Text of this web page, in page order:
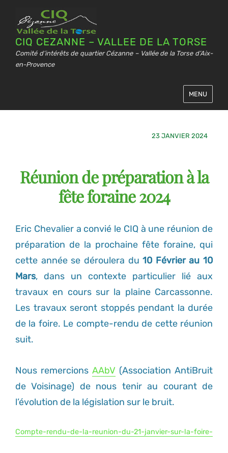
CIQ CEZANNE – VALLEE DE LA TORSE
Comité d’intérêts de quartier Cézanne – Vallée de la Torse d’Aix-
en-Provence
MENU
23 JANVIER 2024
Réunion de préparation à la
fête foraine 2024
Eric Chevalier a convié le CIQ à une réunion de
préparation de la prochaine fête foraine, qui
cette année se déroulera du 10 Février au 10
Mars, dans un contexte particulier lié aux
travaux en cours sur la plaine Carcassonne.
Les travaux seront stoppés pendant la durée
de la foire. Le compte-rendu de cette réunion
suit.
Nous remercions AAbV (Association AntiBruit
de Voisinage) de nous tenir au courant de
l’évolution de la législation sur le bruit.
Compte-rendu-de-la-reunion-du-21-janvier-sur-la-foire-